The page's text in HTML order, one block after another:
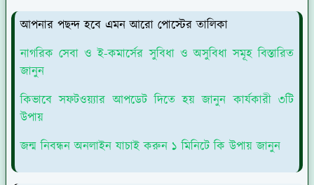
আপনার পছন্দ হবে এমন আরো পোস্টের তালিকা
নাগরিক সেবা ও ই-কমার্সের সুবিধা ও অসুবিধা সমূহ বিস্তারিত
জানুন
কিভাবে সফটওয়্যার আপডেট দিতে হয় জানুন কার্যকারী ৩টি
উপায়
জন্ম নিবন্ধন অনলাইন যাচাই করুন ১ মিনিটে কি উপায় জানুন